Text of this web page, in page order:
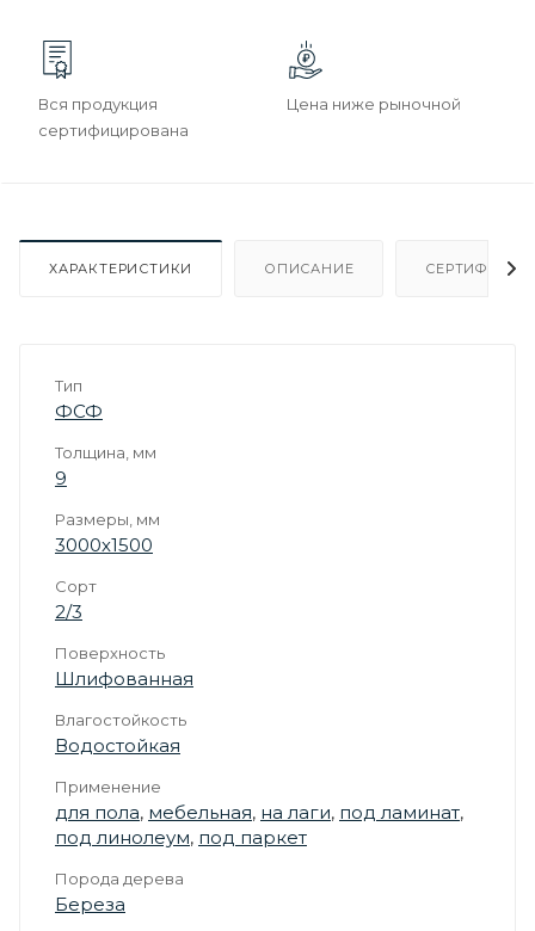
Вся продукция
сертифицирована
Цена ниже рыночной
ХАРАКТЕРИСТИКИ ОПИСАНИЕ
Тип
ФСФ
Толщина, мм
9
Размеры, мм
3000х1500
Сорт
2/3
Поверхность
Шлифованная
Влагостойкость
Водостойкая
Применение
для пола, мебельная, на лаги, под ламинат,
под линолеум, под паркет
Порода дерева
Береза